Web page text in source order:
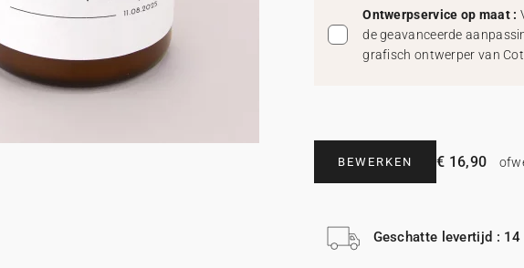
Ontwerpservice op maat :
de geavanceerde
grafisch ontwerper van
BEWERKEN € 16,90
Geschatte levertijd :